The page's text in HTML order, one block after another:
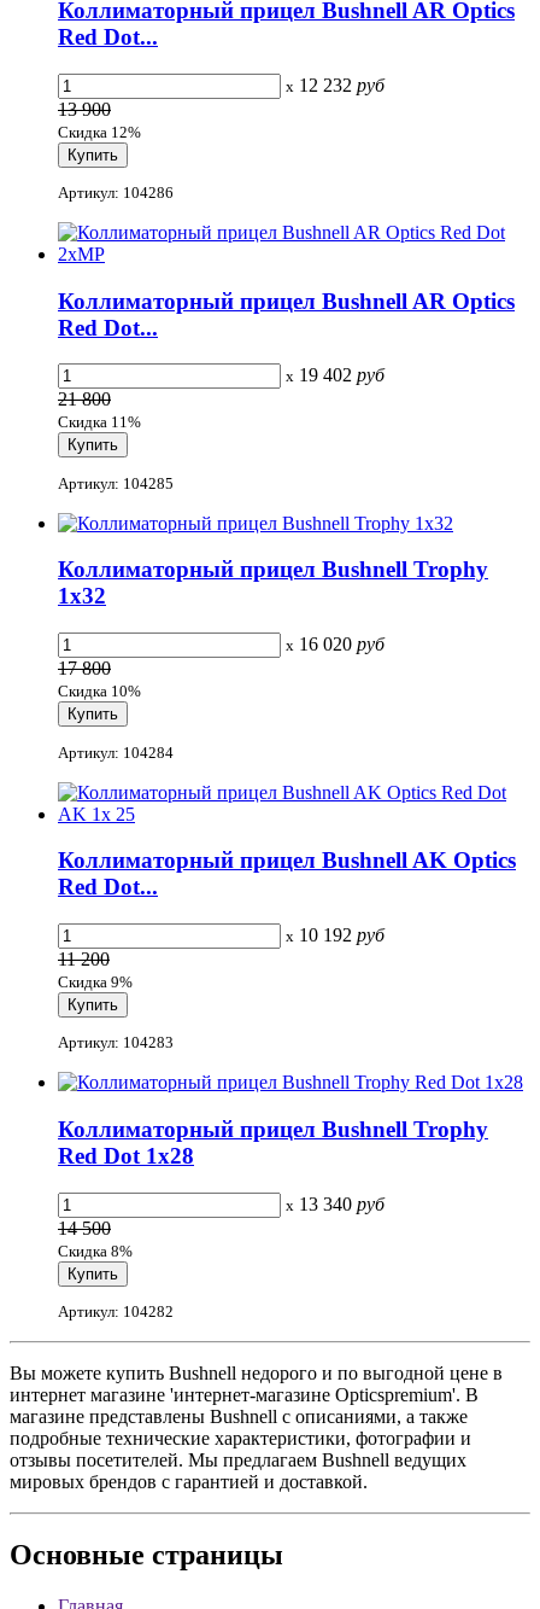
Коллиматорный прицел Bushnell AR Optics
Red Dot...
x 12 232 руб
13 900
Скидка 12%
Артикул: 104286
Коллиматорный прицел Bushnell AR Optics
Red Dot...
x 19 402 руб
21 800
Скидка 11%
Артикул: 104285
Коллиматорный прицел Bushnell Trophy
1х32
x 16 020 руб
17 800
Скидка 10%
Артикул: 104284
Коллиматорный прицел Bushnell AK Optics
Red Dot...
x 10 192 руб
11 200
Скидка 9%
Артикул: 104283
Коллиматорный прицел Bushnell Trophy
Red Dot 1х28
x 13 340 руб
14 500
Скидка 8%
Артикул: 104282
Вы можете купить Bushnell недорого и по выгодной цене в
интернет магазине 'интернет-магазине Opticspremium'. В
магазине представлены Bushnell с описаниями, а также
подробные технические характеристики, фотографии и
отзывы посетителей. Мы предлагаем Bushnell ведущих
мировых брендов с гарантией и доставкой.
Основные страницы